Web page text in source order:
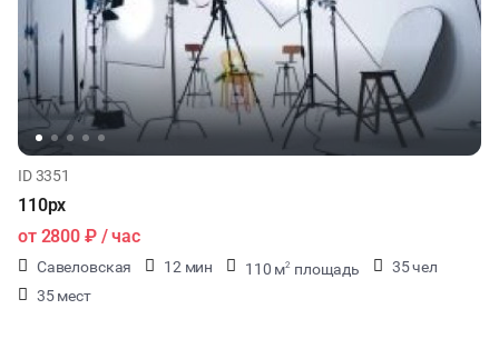
ID 3351
110px
от 2800 ₽/ час
Савеловская 12 мин 110 м2 площадь
35 чел
35 мест